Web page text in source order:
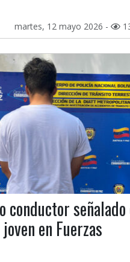
martes, 12 mayo 2026 -
conductor señalado
en Fuerzas